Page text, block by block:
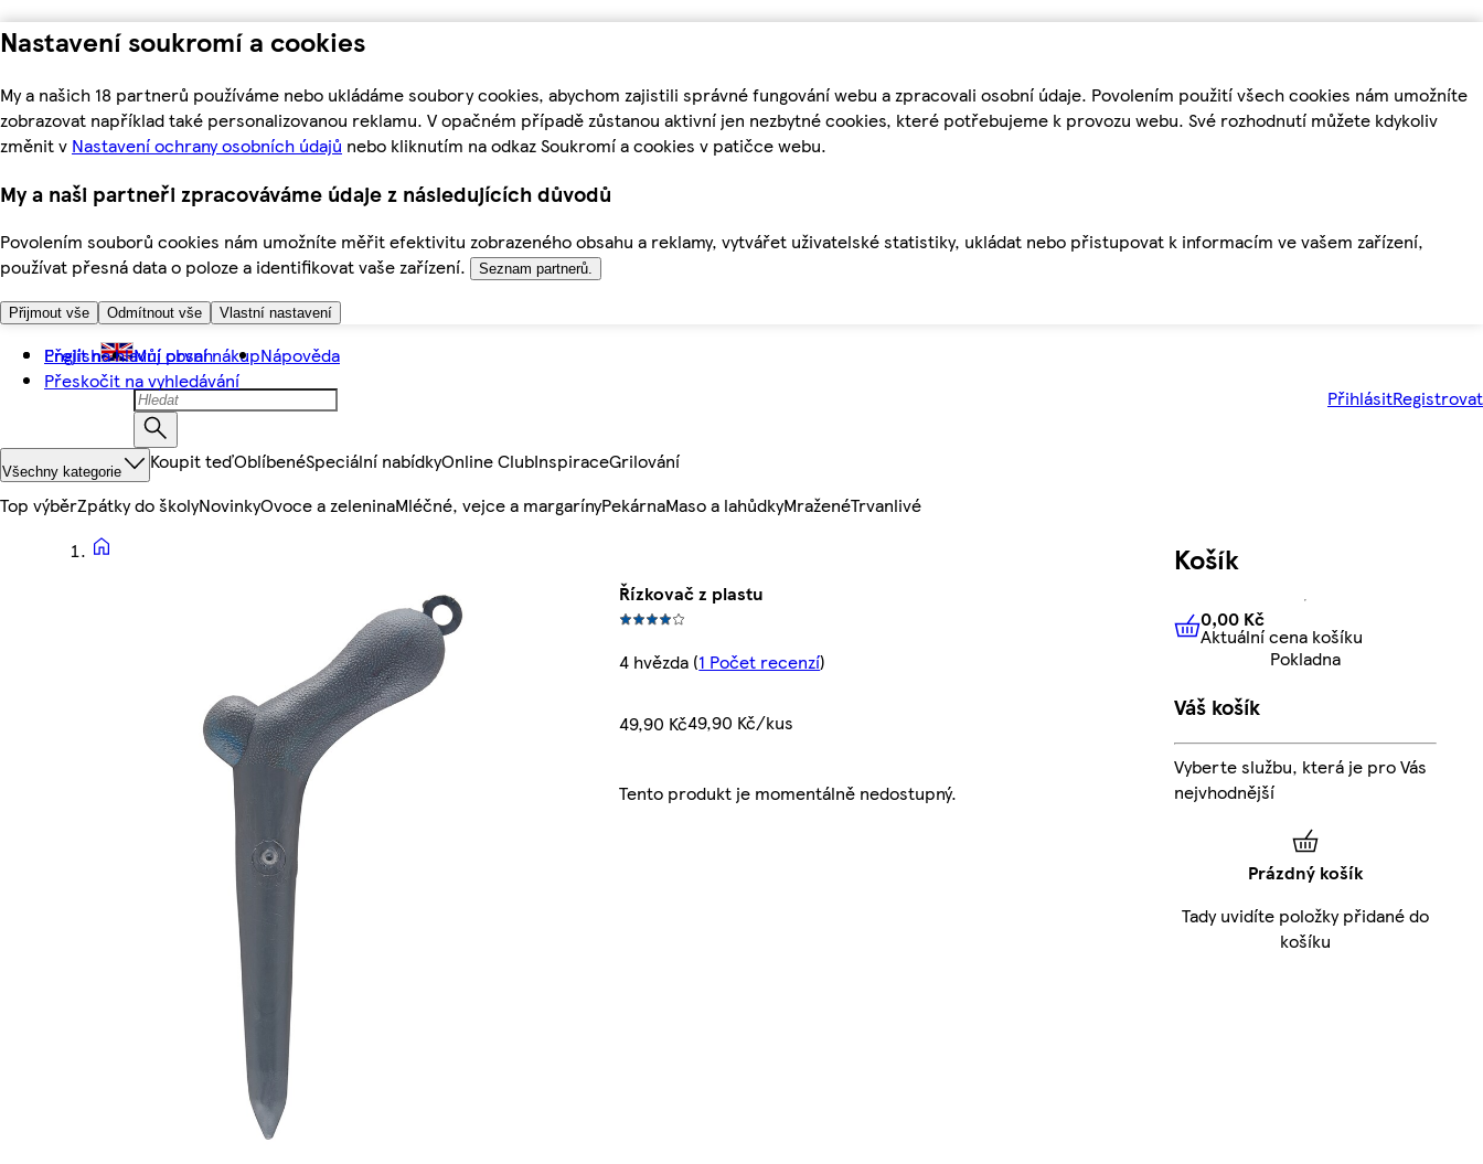
Nastavení soukromí a cookies
My a našich 18 partnerů používáme nebo ukládáme soubory cookies, abychom zajistili správné fungování webu a zpracovali osobní údaje. Povolením použití všech cookies nám umožníte
zobrazovat například také personalizovanou reklamu. V opačném případě zůstanou aktivní jen nezbytné cookies, které potřebujeme k provozu webu. Své rozhodnutí můžete kdykoliv
změnit v Nastavení ochrany osobních údajů nebo kliknutím na odkaz Soukromí a cookies v patičce webu.
My a naši partneři zpracováváme údaje z následujících důvodů
Povolením souborů cookies nám umožníte měřit efektivitu zobrazeného obsahu a reklamy, vytvářet uživatelské statistiky, ukládat nebo přistupovat k informacím ve vašem zařízení,
používat přesná data o poloze a identifikovat vaše zařízení.
Seznam partnerů.
Přijmout vše Odmítnout vše Vlastní nastavení
Přejít na hlavní obsah
Přeskočit na vyhledávání
English Můj první nákupNápověda
PřihlásitRegistrovat
Všechny kategorie Koupit teďOblíbenéSpeciální nabídkyOnline ClubInspiraceGrilování
Top výběrZpátky do školyNovinkyOvoce a zeleninaMléčné, vejce a margarínyPekárnaMaso a lahůdkyMraženéTrvanlivé
Řízkovač z plastu
4 hvězda (1 Počet recenzí)
49,90 Kč49,90 Kč/kus
Tento produkt je momentálně nedostupný.
Košík
0,00 KčAktuální cena košíku
0,00 Kč
Aktuální cena košíku
Pokladna
Váš košík
Vyberte službu, která je pro Vás
nejvhodnější
Prázdný košík
Tady uvidíte položky přidané do
košíku